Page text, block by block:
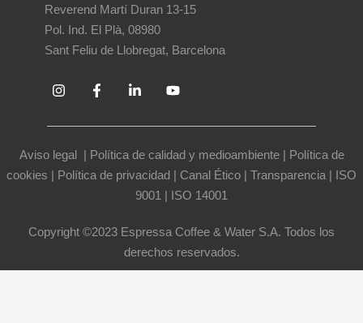
Reverend Martí Duran 13-15
Pol. Ind. El Plà, 08980
Sant Feliu de Llobregat, Barcelona
Aviso legal | Política de calidad y medioambiente| Política de
cookies | Política de privacidad | Canal Ético | Transparencia | ISO
9001 | ISO 14001
Copyright ©2023 Espressa Coffee & Water S.A. Todos los
derechos reservados.